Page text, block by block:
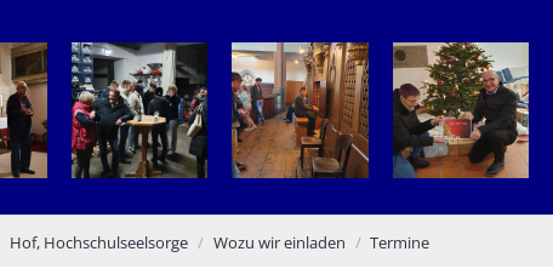
Hof, Hochschulseelsorge Wozu wir einladen Termine